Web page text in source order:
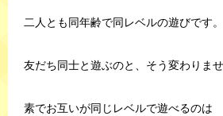
二人とも同年齢で同レベルの遊びです。
友だち同士と遊ぶのと、そう変わりませ
素でお互いが同じレベルで遊べるのは